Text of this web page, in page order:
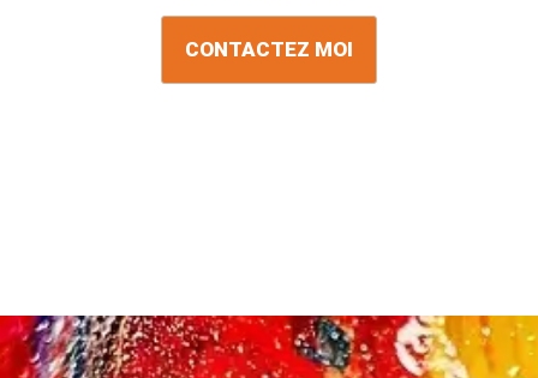
m
CONTACTEZ MOI